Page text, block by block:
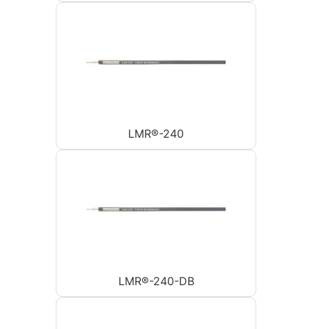
LMR®-240
LMR®-240-DB